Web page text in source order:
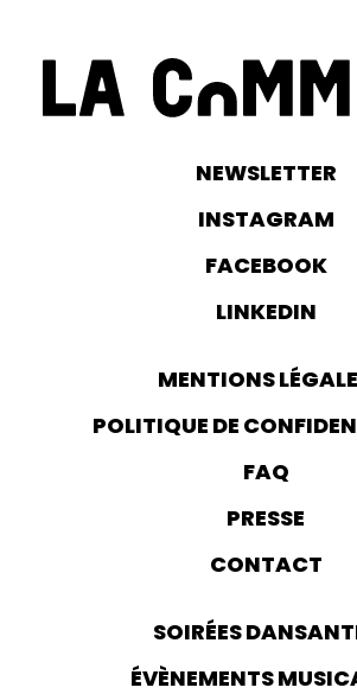
NEWSLETTER
INSTAGRAM
FACEBOOK
LINKEDIN
MENTIONS
POLITIQUE DE
FAQ
PRESSE
CONTACT
SOIRÉES
ÉVÈNEMENTS